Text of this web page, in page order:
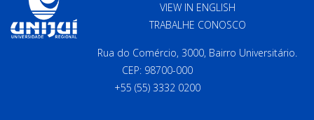
VIEW IN ENGLISH
TRABALHE CONOSCO
Rua do Comércio, 3000, Bairro Universitário.
CEP: 98700-000
+55 (55) 3332 0200